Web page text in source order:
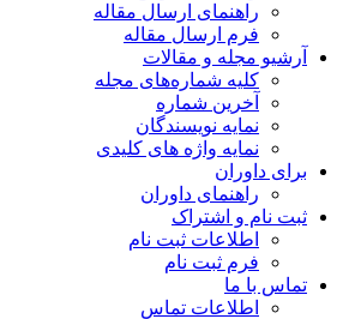
راهنمای ارسال مقاله
فرم ارسال مقاله
آرشیو مجله و مقالات
کلیه شماره‌های مجله
آخرین شماره
نمایه نویسندگان
نمایه واژه های کلیدی
برای داوران
راهنمای داوران
ثبت نام و اشتراک
اطلاعات ثبت نام
فرم ثبت نام
تماس با ما
اطلاعات تماس